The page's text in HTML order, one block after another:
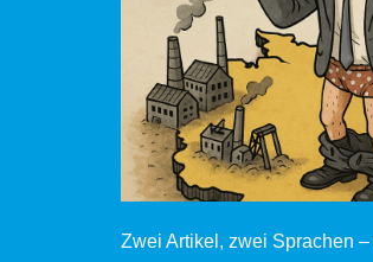
Zwei Artikel, zwei Sprachen